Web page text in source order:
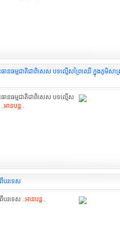
ធម្មជាតិជាពិសេស បទល្មើសព្រៃឈើ ក្នុងភូមិសាស្ត្
នធម្មជាតិជាពិសេស បទល្មើស
អានបន្ត..
បរទេស
បរទេស ..អានបន្ត..